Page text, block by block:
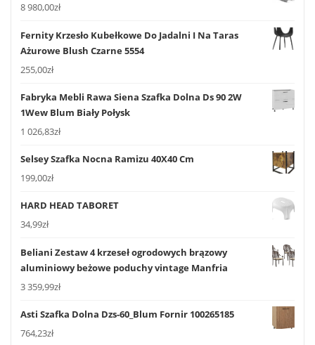
8 980,00zł
Fernity Krzesło Kubełkowe Do Jadalni I Na Taras
Ażurowe Blush Czarne 5554
255,00zł
Fabryka Mebli Rawa Siena Szafka Dolna Ds 90 2W
1Wew Blum Biały Połysk
1 026,83zł
Selsey Szafka Nocna Ramizu 40X40 Cm
199,00zł
HARD HEAD TABORET
34,99zł
Beliani Zestaw 4 krzeseł ogrodowych brązowy
aluminiowy beżowe poduchy vintage Manfria
3 359,99zł
Asti Szafka Dolna Dzs-60_Blum Fornir 100265185
764,23zł